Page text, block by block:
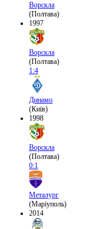
Ворскла
(Полтава)
1997
Ворскла
(Полтава)
1:4
Динамо
(Київ)
1998
Ворскла
(Полтава)
0:1
Металург
(Маріуполь)
2014